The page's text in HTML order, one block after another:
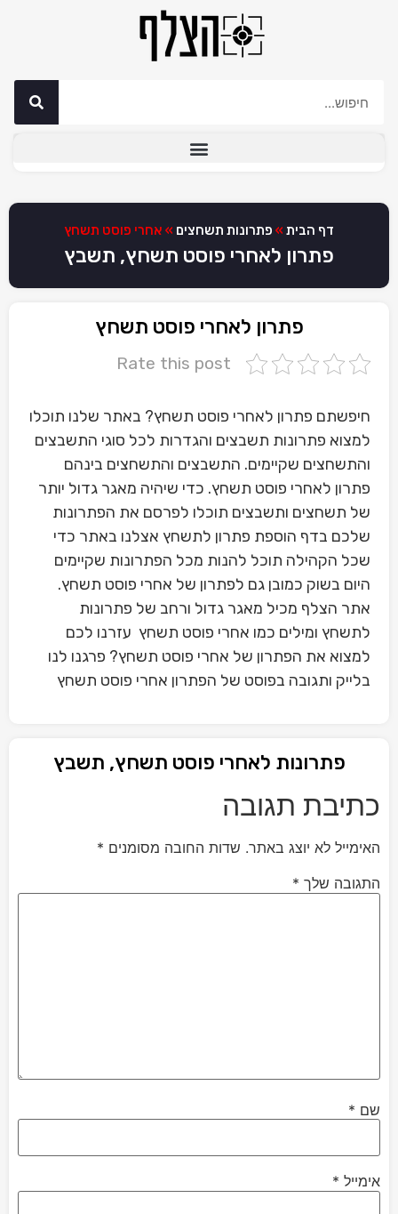
דף הבית » פתרונות תשחצים » אחרי פוסט תשחץ
פתרון לאחרי פוסט תשחץ, תשבץ
פתרון לאחרי פוסט תשחץ
Rate this post
חיפשתם פתרון לאחרי פוסט תשחץ? באתר שלנו תוכלו
למצוא פתרונות תשבצים והגדרות לכל סוגי התשבצים
והתשחצים שקיימים. התשבצים והתשחצים בינהם
פתרון לאחרי פוסט תשחץ. כדי שיהיה מאגר גדול יותר
של תשחצים ותשבצים תוכלו לפרסם את הפתרונות
שלכם בדף הוספת פתרון לתשחץ אצלנו באתר כדי
שכל הקהילה תוכל להנות מכל הפתרונות שקיימים
היום בשוק כמובן גם לפתרון של אחרי פוסט תשחץ.
אתר הצלף מכיל מאגר גדול ורחב של פתרונות
לתשחץ ומילים כמו אחרי פוסט תשחץ עזרנו לכם
למצוא את הפתרון של אחרי פוסט תשחץ? פרגנו לנו
בלייק ותגובה בפוסט של הפתרון אחרי פוסט תשחץ
פתרונות לאחרי פוסט תשחץ, תשבץ
כתיבת תגובה
האימייל לא יוצג באתר. שדות החובה מסומנים *
התגובה שלך *
שם *
אימייל *